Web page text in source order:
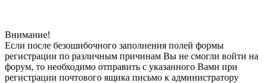
Внимание!
Если после безошибочного заполнения полей формы
регистрации по различным причинам Вы не смогли войти на
форум, то необходимо отправить с указанного Вами при
регистрации почтового ящика письмо к администратору